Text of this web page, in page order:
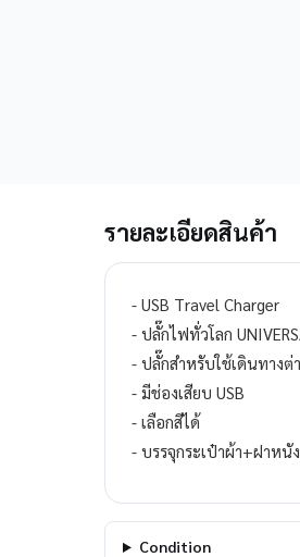
รายละเอียดสินค้า
- USB Travel Charger
- ปลั๊กไฟทั่วโลก
- ปลั๊กสำหรับใช้เดินทางต่
- มีช่องเสียบ USB
- เลือกสีได้
- บรรจุกระเป๋าผ้า+ฝาหนั
Condition